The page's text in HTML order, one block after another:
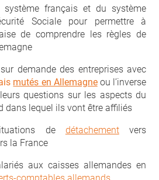
système français et du système
Sociale pour permettre à
de comprendre les règles de
demande des entreprises avec
mutés en Allemagneou l’inverse
questions sur les aspects du
dans lequel ils vont être affiliés
de détachementvers
la France
aux caisses allemandes en